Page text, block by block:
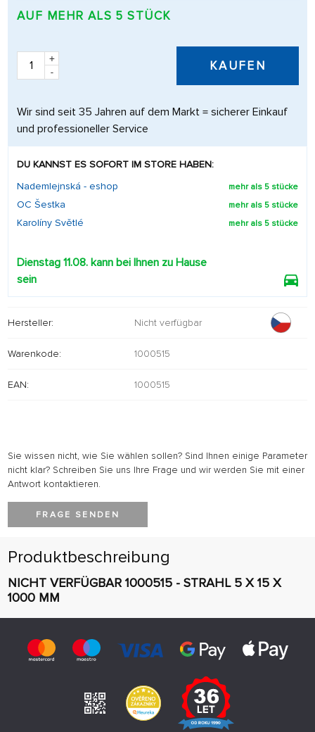
AUF MEHR ALS 5 STÜCK
+
-
KAUFEN
Wir sind seit 35 Jahren auf dem Markt = sicherer Einkauf
und professioneller Service
DU KANNST ES SOFORT IM STORE HABEN:
Nademlejnská - eshop
mehr als 5 stücke
OC Šestka mehr als 5 stücke
Karolíny Světlé mehr als 5 stücke
Dienstag 11.08. kann bei Ihnen zu Hause
sein
Hersteller: Nicht verfügbar
Warenkode: 1000515
EAN: 1000515
Sie wissen nicht, wie Sie wählen sollen? Sind Ihnen einige Parameter
nicht klar? Schreiben Sie uns Ihre Frage und wir werden Sie mit einer
Antwort kontaktieren.
FRAGE SENDEN
Produktbeschreibung
NICHT VERFÜGBAR 1000515 - STRAHL 5 X 15 X
1000 MM